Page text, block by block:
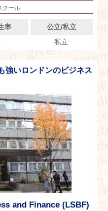
クール
率
公立/私立
私立
強いロンドンのビジネス
and Finance (LSBF)